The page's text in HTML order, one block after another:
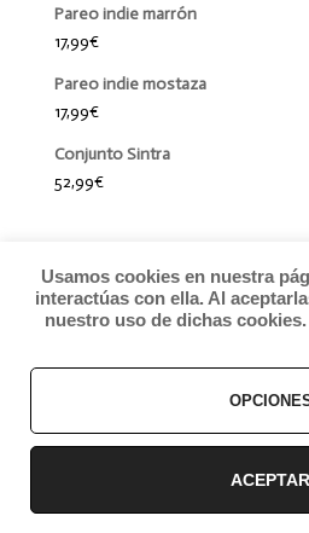
Pareo indie marrón
17,99€
Pareo indie mostaza
17,99€
Conjunto Sintra
52,99€
© 2019 by
Términos y Condiciones
Usamos cookies en nuestra
interactúas con ella. Al
nuestro uso de dichas cookies.
ACEPTAR